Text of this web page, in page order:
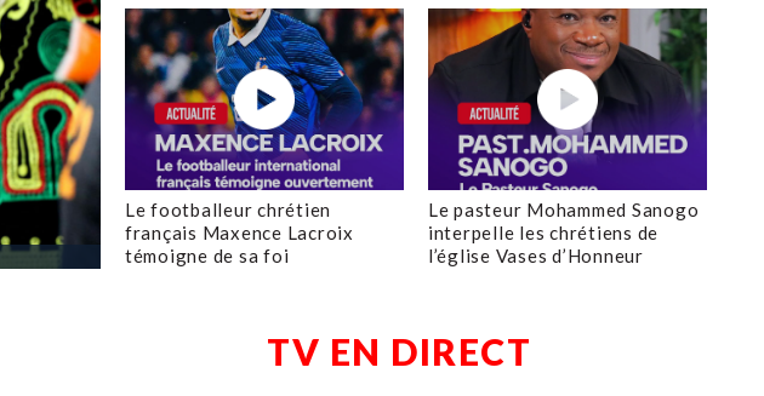
Le footballeur chrétien
français Maxence Lacroix
témoigne de sa foi
Le pasteur Mohammed Sanogo
interpelle les chrétiens de
l’église Vases d’Honneur
TV EN DIRECT